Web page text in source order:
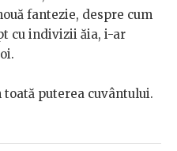
fantezie, despre cum
cu indivizii ăia, i-ar
puterea cuvântului.